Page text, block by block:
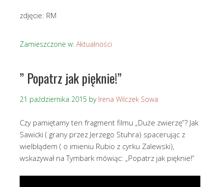
zdjęcie: RM
Zamieszczone w: Aktualności
” Popatrz jak pięknie!”
21 października 2015 by Irena Wilczek Sowa
Czy pamiętamy ten fragment filmu „Duże zwierzę”? Jak
Sawicki ( grany przez Jerzego Stuhra) spacerując z
wielbłądem ( o imieniu Rubio z cyrku Zalewski),
wskazywał na Tymbark mówiąc: „Popatrz jak pięknie!”